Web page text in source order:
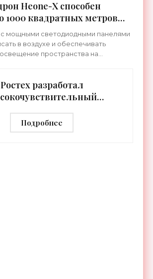
Heone-X способен
1000 квадратных метров
мощными светодиодными панелями
в воздухе и обеспечивать
пространства на
Ростех разработал
распознавания до 2 км
- «Гаджеты»
Подробнее